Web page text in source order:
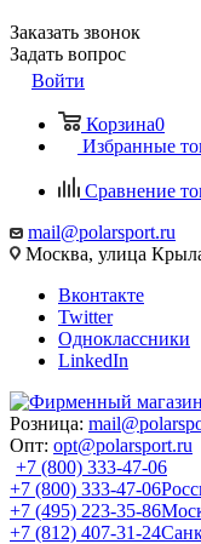
Заказать звонок
Задать вопрос
Войти
Корзина0
Избранные
Сравнение
mail@polarsport.ru
Москва, улица
Вконтакте
Twitter
Одноклассники
LinkedIn
Розница:
Опт: opt@polarsport.ru
+7 (800) 333-47-06
+7 (800) 333-47-06
+7 (495) 223-35-86
+7 (812) 407-31-24